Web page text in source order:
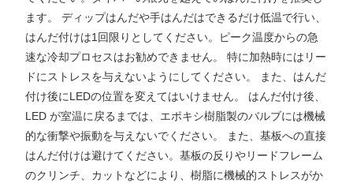
ます。 ディップはんだや手はんだはできるだけ低温で行い、
はんだ付けは1回限りとしてください。ピーク温度からの急
速な冷却プロセスはお勧めできません。 特に加熱時にはリー
ドにストレスを与えないようにしてください。 また、はんだ
付け後にLEDの位置を変えてはいけません。 はんだ付け後、
LED が室温に戻るまでは、エポキシ樹脂製のバルブには機械
的な衝撃や振動を与えないでください。 また、基板への直接
はんだ付けは避けてください。基板の反りやリードフレーム
のクリンチ、カットなどにより、樹脂に機械的ストレスがか